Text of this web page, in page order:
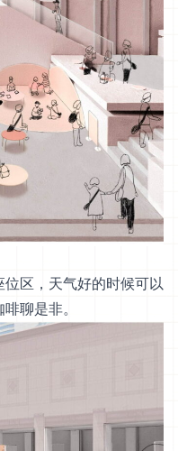
区，天气好的时候可以
聊是非。